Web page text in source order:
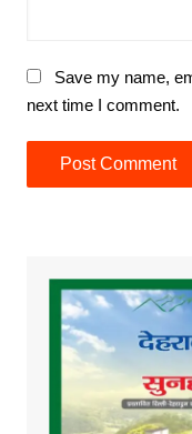
Save my name,
next time I comment.